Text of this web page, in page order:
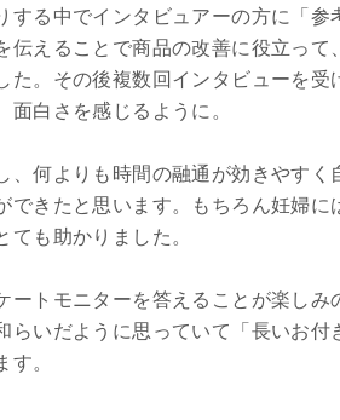
る中でインタビュアーの方に「参
えることで商品の改善に役立って
。その後複数回インタビューを受
白さを感じるように。
何よりも時間の融通が効きやすく
きたと思います。もちろん妊婦に
も助かりました。
ートモニターを答えることが楽しみ
いだように思っていて「長いお付
。